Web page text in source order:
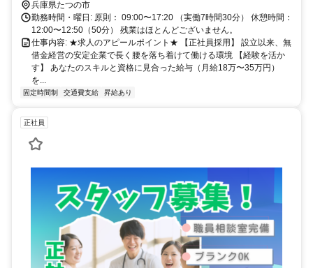
兵庫県たつの市
勤務時間・曜日: 原則： 09:00〜17:20 （実働7時間30分） 休憩時間：
12:00〜12:50（50分） 残業はほとんどございません。
仕事内容: ★求人のアピールポイント★ 【正社員採用】 設立以来、無
借金経営の安定企業で長く腰を落ち着けて働ける環境 【経験を活か
す】 あなたのスキルと資格に見合った給与（月給18万〜35万円）
を...
固定時間制 交通費支給 昇給あり
正社員